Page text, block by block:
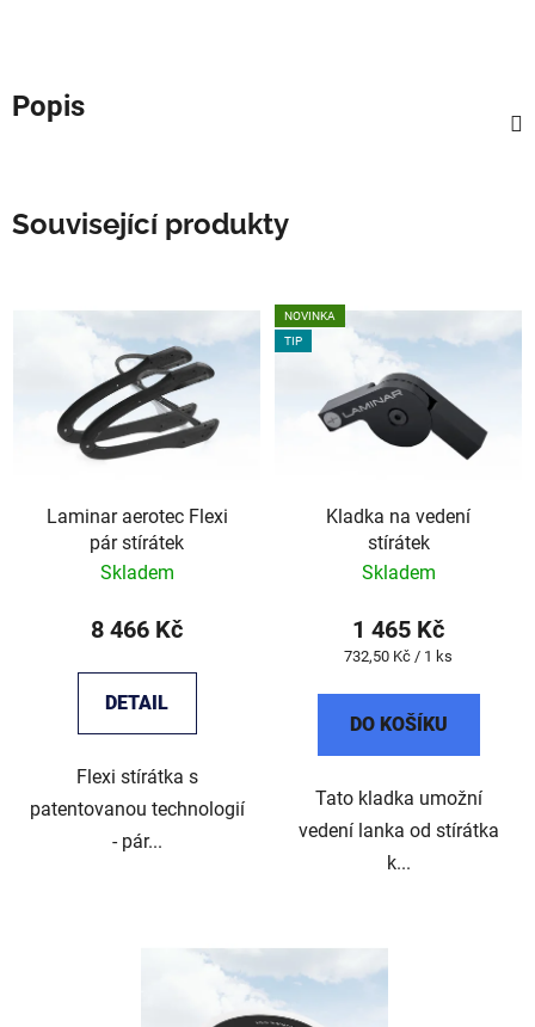
Popis
Související produkty
Laminar aerotec Flexi
pár stírátek
Skladem
8 466 Kč
DETAIL
Flexi stírátka s
patentovanou technologií
- pár...
NOVINKA
TIP
Kladka na vedení
stírátek
Skladem
1 465 Kč
Měrná
732,50 Kč / 1 ks
DO KOŠÍKU
Tato kladka umožní
vedení lanka od stírátka
k...